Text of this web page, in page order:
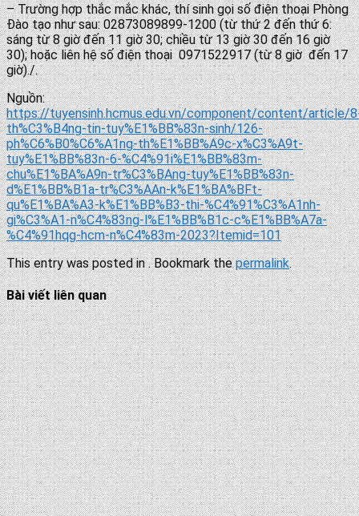
– Trường hợp thắc mắc khác, thí sinh gọi số điện thoại Phòng
Đào tạo như sau: 02873089899-1200 (từ thứ 2 đến thứ 6:
sáng từ 8 giờ đến 11 giờ 30; chiều từ 13 giờ 30 đến 16 giờ
30); hoặc liên hệ số điện thoại 0971522917 (từ 8 giờ đến 17
giờ)./.
Nguồn:
https://tuyensinh.hcmus.edu.vn/component/content/article/
th%C3%B4ng-tin-tuy%E1%BB%83n-sinh/126-
ph%C6%B0%C6%A1ng-th%E1%BB%A9c-x%C3%A9t-
tuy%E1%BB%83n-6-%C4%91i%E1%BB%83m-
chu%E1%BA%A9n-tr%C3%BAng-tuy%E1%BB%83n-
d%E1%BB%B1a-tr%C3%AAn-k%E1%BA%BFt-
qu%E1%BA%A3-k%E1%BB%B3-thi-%C4%91%C3%A1nh-
gi%C3%A1-n%C4%83ng-l%E1%BB%B1c-c%E1%BB%A7a-
%C4%91hqg-hcm-n%C4%83m-2023?Itemid=101
This entry was posted in . Bookmark thepermalink.
Bài viết liên quan